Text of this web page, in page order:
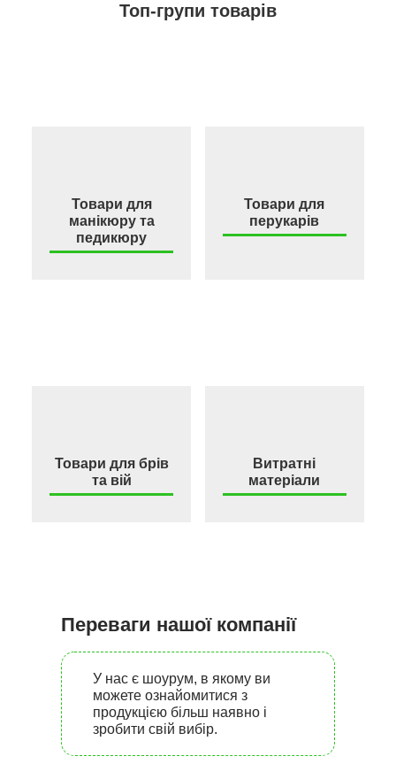
Топ-групи товарів
Товари для
манікюру та
педикюру
Товари для
перукарів
Товари для брів
та вій
Витратні
матеріали
Переваги нашої компанії
У нас є шоурум, в якому ви
можете ознайомитися з
продукцією більш наявно і
зробити свій вибір.